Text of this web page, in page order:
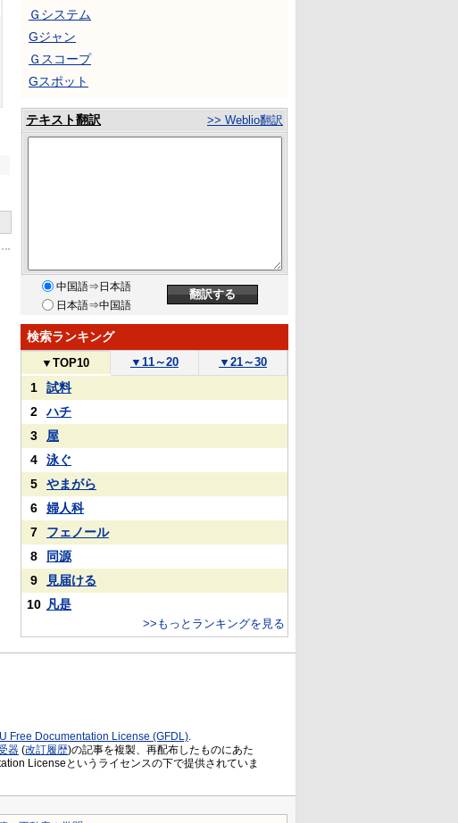
Ｇシステム
Gジャン
Ｇスコープ
Gスポット
テキスト翻訳 >> Weblio翻訳
中国語⇒日本語
日本語⇒中国語
検索ランキング
▼ TOP10 ▼ 11～20 ▼ 21～30
1
試料
2
ハチ
3
屋
4
泳ぐ
5
やまがら
6
婦人科
7
フェノール
8
同源
9
見届ける
10 凡是
>>もっとランキングを見る
Free Documentation License (GFDL).
器 (改訂履歴)の記事を複製、再配布したものにあた
Licenseというライセンスの下で提供されていま